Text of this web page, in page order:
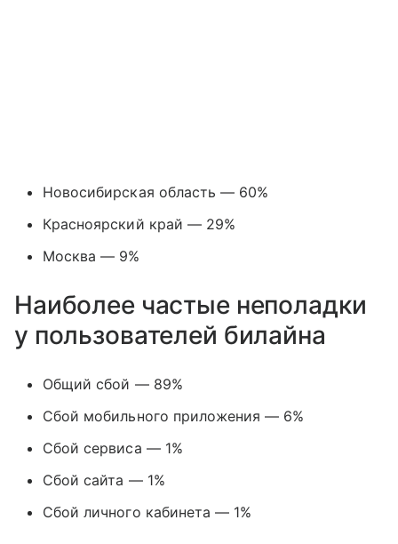
Новосибирская область — 60%
Красноярский край — 29%
Москва — 9%
Наиболее частые неполадки
у пользователей билайна
Общий сбой — 89%
Сбой мобильного приложения — 6%
Сбой сервиса — 1%
Сбой сайта — 1%
Сбой личного кабинета — 1%